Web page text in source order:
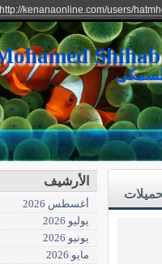
http://kenanaonline.com/users/
الأرشيف
أغسطس 2026
يوليو 2026
يونيو 2026
مايو 2026